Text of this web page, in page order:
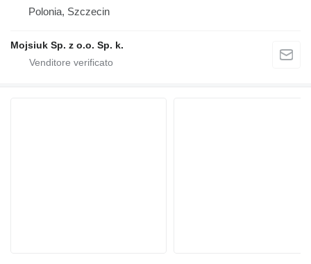
Polonia, Szczecin
Mojsiuk Sp. z o.o. Sp. k.